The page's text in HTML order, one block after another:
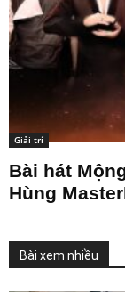
Giải trí
Bài hát
Hùng
Bài xem nhiều